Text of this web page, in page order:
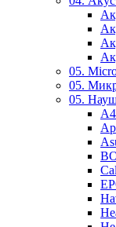
05.
05.
05.